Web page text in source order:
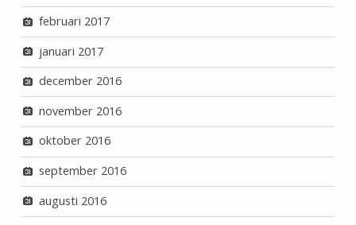
februari 2017
januari 2017
december 2016
november 2016
oktober 2016
september 2016
augusti 2016